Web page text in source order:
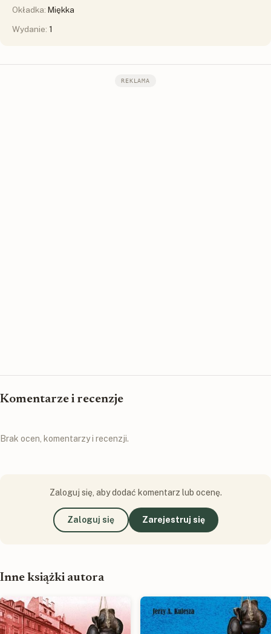
Okładka: Miękka
Wydanie: 1
REKLAMA
Komentarze i recenzje
Brak ocen, komentarzy i recenzji.
Zaloguj się, aby dodać komentarz lub ocenę.
Zaloguj się Zarejestruj się
Inne książki autora